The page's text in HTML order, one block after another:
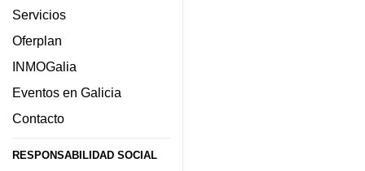
Servicios
Oferplan
INMOGalia
Eventos en Galicia
Contacto
RESPONSABILIDAD SOCIAL